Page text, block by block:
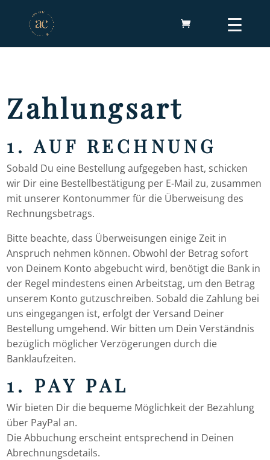
Zahlungsart
1. AUF RECHNUNG
Sobald Du eine Bestellung aufgegeben hast, schicken
wir Dir eine Bestellbestätigung per E-Mail zu, zusammen
mit unserer Kontonummer für die Überweisung des
Rechnungsbetrags.
Bitte beachte, dass Überweisungen einige Zeit in
Anspruch nehmen können. Obwohl der Betrag sofort
von Deinem Konto abgebucht wird, benötigt die Bank in
der Regel mindestens einen Arbeitstag, um den Betrag
unserem Konto gutzuschreiben. Sobald die Zahlung bei
uns eingegangen ist, erfolgt der Versand Deiner
Bestellung umgehend. Wir bitten um Dein Verständnis
bezüglich möglicher Verzögerungen durch die
Banklaufzeiten.
1. PAY PAL
Wir bieten Dir die bequeme Möglichkeit der Bezahlung
über PayPal an.
Die Abbuchung erscheint entsprechend in Deinen
Abrechnungsdetails.